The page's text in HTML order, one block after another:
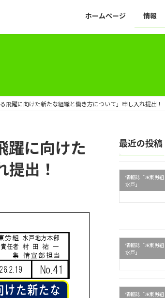
ホームページ 情報
飛躍に向けた新たな組織と働き方について」申し入れ提出！
躍に向けた
提出！
最近の投稿
情報誌「JR東労組
水戸」
情報誌「JR東労組
水戸」
情報誌「JR東労組